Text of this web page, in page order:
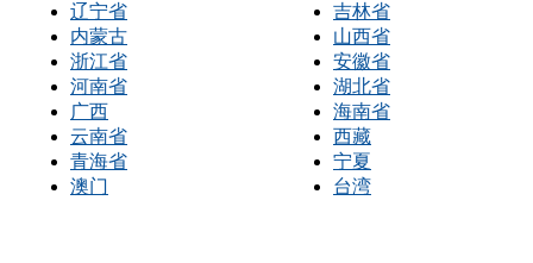
辽宁省
吉林省
内蒙古
山西省
浙江省
安徽省
河南省
湖北省
广西
海南省
云南省
西藏
青海省
宁夏
澳门
台湾